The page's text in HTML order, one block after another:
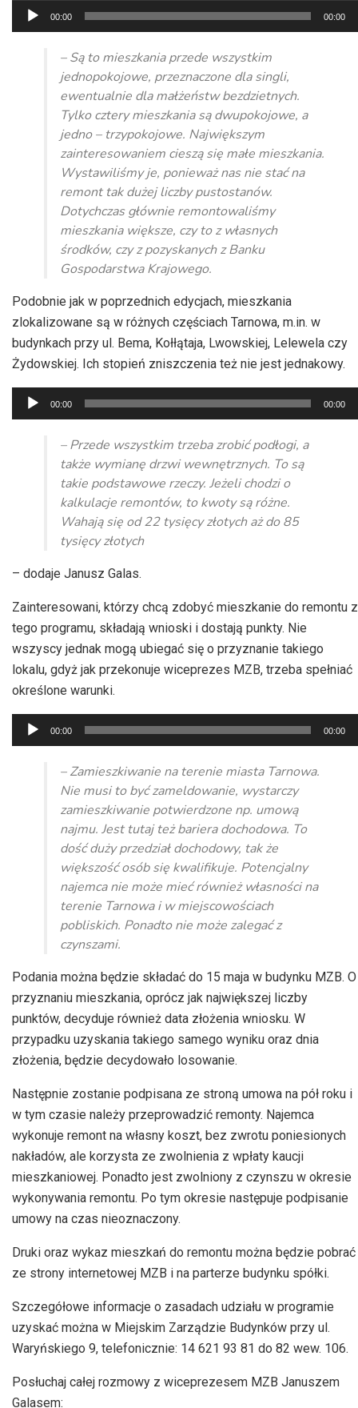
Odtwarzacz
plików
dźwiękowych
00:00 00:00
– Są to mieszkania przede wszystkim
jednopokojowe, przeznaczone dla singli,
ewentualnie dla małżeństw bezdzietnych.
Tylko cztery mieszkania są dwupokojowe, a
jedno – trzypokojowe. Największym
zainteresowaniem cieszą się małe mieszkania.
Wystawiliśmy je, ponieważ nas nie stać na
remont tak dużej liczby pustostanów.
Dotychczas głównie remontowaliśmy
mieszkania większe, czy to z własnych
środków, czy z pozyskanych z Banku
Gospodarstwa Krajowego.
Podobnie jak w poprzednich edycjach, mieszkania
zlokalizowane są w różnych częściach Tarnowa, m.in. w
budynkach przy ul. Bema, Kołłątaja, Lwowskiej, Lelewela czy
Żydowskiej. Ich stopień zniszczenia też nie jest jednakowy.
Odtwarzacz
plików
dźwiękowych
00:00 00:00
– Przede wszystkim trzeba zrobić podłogi, a
także wymianę drzwi wewnętrznych. To są
takie podstawowe rzeczy. Jeżeli chodzi o
kalkulacje remontów, to kwoty są różne.
Wahają się od 22 tysięcy złotych aż do 85
tysięcy złotych
– dodaje Janusz Galas.
Zainteresowani, którzy chcą zdobyć mieszkanie do remontu z
tego programu, składają wnioski i dostają punkty. Nie
wszyscy jednak mogą ubiegać się o przyznanie takiego
lokalu, gdyż jak przekonuje wiceprezes MZB, trzeba spełniać
określone warunki.
Odtwarzacz
plików
dźwiękowych
00:00 00:00
– Zamieszkiwanie na terenie miasta Tarnowa.
Nie musi to być zameldowanie, wystarczy
zamieszkiwanie potwierdzone np. umową
najmu. Jest tutaj też bariera dochodowa. To
dość duży przedział dochodowy, tak że
większość osób się kwalifikuje. Potencjalny
najemca nie może mieć również własności na
terenie Tarnowa i w miejscowościach
pobliskich. Ponadto nie może zalegać z
czynszami.
Podania można będzie składać do 15 maja w budynku MZB. O
przyznaniu mieszkania, oprócz jak największej liczby
punktów, decyduje również data złożenia wniosku. W
przypadku uzyskania takiego samego wyniku oraz dnia
złożenia, będzie decydowało losowanie.
Następnie zostanie podpisana ze stroną umowa na pół roku i
w tym czasie należy przeprowadzić remonty. Najemca
wykonuje remont na własny koszt, bez zwrotu poniesionych
nakładów, ale korzysta ze zwolnienia z wpłaty kaucji
mieszkaniowej. Ponadto jest zwolniony z czynszu w okresie
wykonywania remontu. Po tym okresie następuje podpisanie
umowy na czas nieoznaczony.
Druki oraz wykaz mieszkań do remontu można będzie pobrać
ze strony internetowej MZB i na parterze budynku spółki.
Szczegółowe informacje o zasadach udziału w programie
uzyskać można w Miejskim Zarządzie Budynków przy ul.
Waryńskiego 9, telefonicznie: 14 621 93 81 do 82 wew. 106.
Posłuchaj całej rozmowy z wiceprezesem MZB Januszem
Galasem: